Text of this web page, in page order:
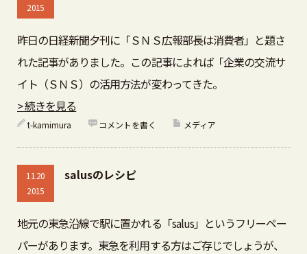
2015
昨日の日経新聞夕刊に「ＳＮＳ広報部長は消費者」と題さ
れた記事がありました。この記事によれば「企業の交流サ
イト（ＳＮＳ）の活用方法が変わってきた。
> 続きを見る
t-kamimura コメントを書く メディア
11.20
2015
salusのレシピ
地元の東急沿線で駅に置かれる「salus」というフリーペー
パーがあります。東急を利用する方はご存じでしょうが、